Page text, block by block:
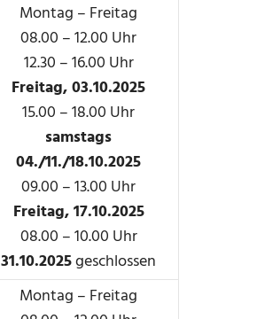
Montag – Freitag
08.00 – 12.00 Uhr
12.30 – 16.00 Uhr
Freitag, 03.10.2025
15.00 – 18.00 Uhr
samstags
04./11./18.10.2025
09.00 – 13.00 Uhr
Freitag, 17.10.2025
08.00 – 10.00 Uhr
31.10.2025geschlossen
Montag – Freitag